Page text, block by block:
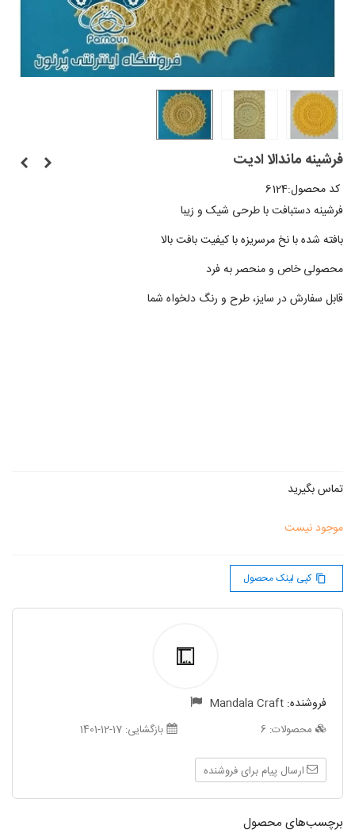
فرشینه‌ ماندالا ادیت
کد محصول:6124
فرشینه دستبافت با طرحی شیک و زیبا
بافته شده با نخ مرسریزه با کیفیت بافت بالا
محصولی خاص و منحصر به فرد
قابل سفارش در سایز، طرح و رنگ دلخواه شما
تماس بگیرید
موجود نیست
content_copy کپی لینک محصول
فروشنده: Mandala Craft
6
1401-12-17
ارسال پیام برای فروشنده
برچسب‌های محصول